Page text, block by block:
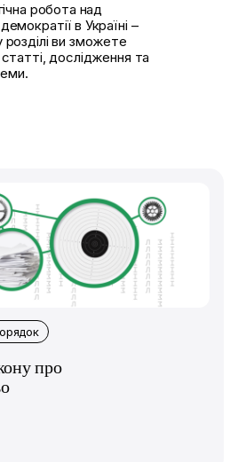
робота над
в Україні –
ви зможете
статті, дослідження та
про